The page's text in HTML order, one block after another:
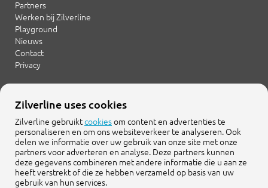
Partners
Werken bij Zilverline
Playground
Nieuws
Contact
Privacy
+31 20 754 21 65
info@zilverline.com
Cruquiusweg 109-F
1019 AG Amsterdam
Zilverline uses cookies
Zilverline gebruiktcookiesom content en advertenties te
personaliseren en om ons websiteverkeer te analyseren. Ook
delen we informatie over uw gebruik van onze site met onze
partners voor adverteren en analyse. Deze partners kunnen
deze gegevens combineren met andere informatie die u aan ze
heeft verstrekt of die ze hebben verzameld op basis van uw
gebruik van hun services.